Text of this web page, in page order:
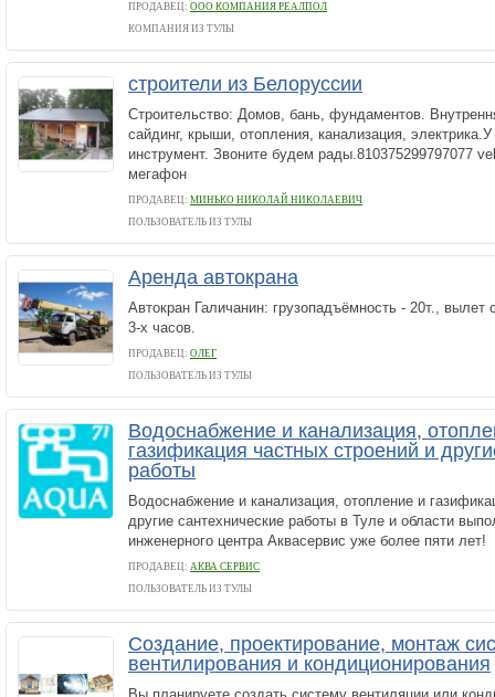
ПРОДАВЕЦ: ООО КОМПАНИЯ РЕАЛПОЛ
КОМПАНИЯ ИЗ ТУЛЫ
строители из Белоруссии
Строительство: Домов, бань, фундаментов.
сайдинг, крыши, отопления, канализация,
инструмент. Звоните будем рады.810375299797077
мегафон
ПРОДАВЕЦ: МИНЬКО НИКОЛАЙ НИКОЛАЕВИЧ
ПОЛЬЗОВАТЕЛЬ ИЗ ТУЛЫ
Аренда автокрана
Автокран Галичанин: грузопадъёмность - 20т., вылет
3-х часов.
ПРОДАВЕЦ: ОЛЕГ
ПОЛЬЗОВАТЕЛЬ ИЗ ТУЛЫ
Водоснабжение и канализация,
газификация частных строений и
работы
Водоснабжение и канализация, отопление и
другие сантехнические работы в Туле и области
инженерного центра Аквасервис уже более пяти лет!
ПРОДАВЕЦ: АКВА СЕРВИС
ПОЛЬЗОВАТЕЛЬ ИЗ ТУЛЫ
Создание, проектирование, монтаж
вентилирования и кондиционирования